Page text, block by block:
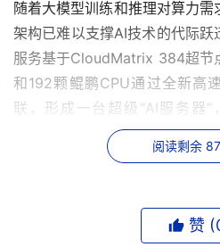
随着大模型训练和推理对算力
架构已难以支撑AI技术的代际
服务基于CloudMatrix 384超节
和192颗鲲鹏CPU通过全新高
联，形成一台超级“AI服务器
2300 Tokens/s，与非超节点
能更好地支持混合多专家MoE
大提升效率；同时，超节点还可
灵活分配资源，提升任务并行处
阅读剩余
赞 (